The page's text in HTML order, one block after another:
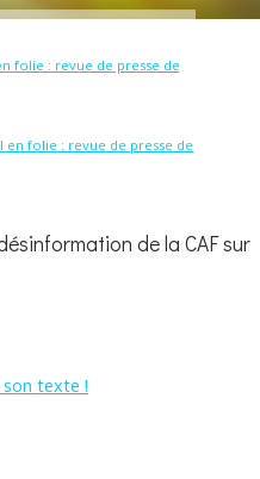
folie : revue de presse de
en folie : revue de presse de
de la CAF sur